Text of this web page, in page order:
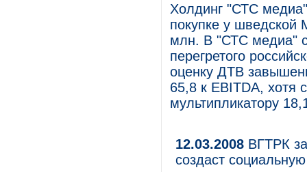
Холдинг "СТС
покупке у шведской
млн. В "СТС медиа"
перегретого
оценку ДТВ
65,8 к EBITDA, хотя
мультипликатору
12.03.2008 ВГТРК
создаст